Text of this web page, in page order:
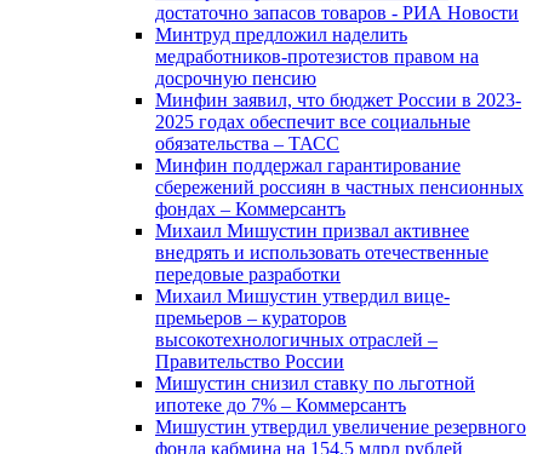
достаточно запасов товаров - РИА Новости
Минтруд предложил наделить
медработников-протезистов правом на
досрочную пенсию
Минфин заявил, что бюджет России в 2023-
2025 годах обеспечит все социальные
обязательства – ТАСС
Минфин поддержал гарантирование
сбережений россиян в частных пенсионных
фондах – Коммерсантъ
Михаил Мишустин призвал активнее
внедрять и использовать отечественные
передовые разработки
Михаил Мишустин утвердил вице-
премьеров – кураторов
высокотехнологичных отраслей –
Правительство России
Мишустин снизил ставку по льготной
ипотеке до 7% – Коммерсантъ
Мишустин утвердил увеличение резервного
фонда кабмина на 154,5 млрд рублей